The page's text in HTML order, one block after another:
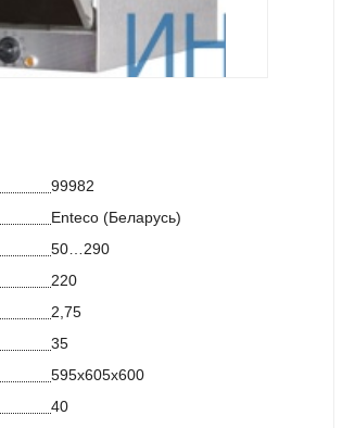
99982
Enteco (Беларусь)
50…290
220
2,75
35
595х605х600
40